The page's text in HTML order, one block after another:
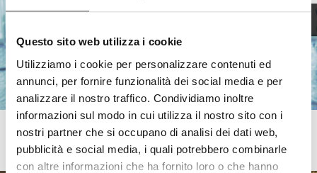
Questo sito web utilizza i cookie
Utilizziamo i cookie per personalizzare contenuti ed
annunci, per fornire funzionalità dei social media e per
analizzare il nostro traffico. Condividiamo inoltre
informazioni sul modo in cui utilizza il nostro sito con i
nostri partner che si occupano di analisi dei dati web,
pubblicità e social media, i quali potrebbero combinarle
con altre informazioni che ha fornito loro o che hanno
Mastruzzi
Design al servizio dell'Arredo Ufficio